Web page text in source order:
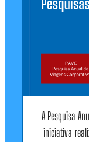
A Pesquisa
iniciativa